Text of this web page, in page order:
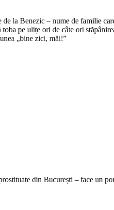
la Benezic – nume de familie
pe ulițe ori de câte ori
„bine zici, măi!”
din București – face un